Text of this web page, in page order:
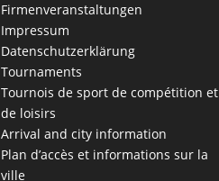
Firmenveranstaltungen
Impressum
Datenschutzerklärung
Tournaments
Tournois de sport de compétition et
de loisirs
Arrival and city information
Plan d’accès et informations sur la
ville